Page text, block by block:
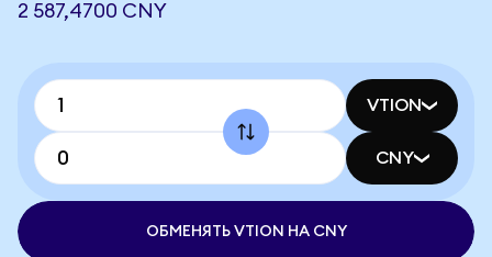
2 587,4700 CNY
VTION
CNY
ОБМЕНЯТЬ VTION НА CNY